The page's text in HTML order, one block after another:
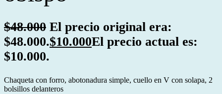
$48.000 El precio original era:
$48.000.$10.000El precio actual es:
$10.000.
Chaqueta con forro, abotonadura simple, cuello en V con solapa, 2
bolsillos delanteros